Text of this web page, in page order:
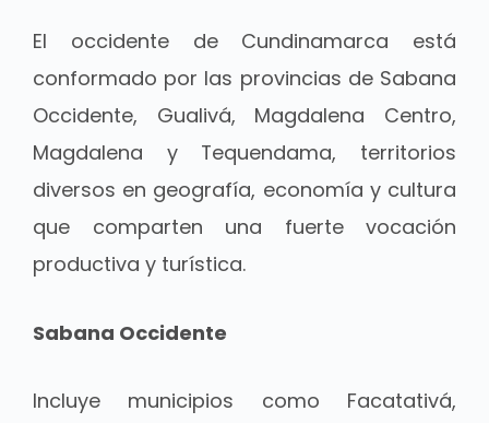
El occidente de Cundinamarca está
conformado por las provincias de Sabana
Occidente, Gualivá, Magdalena Centro,
Magdalena y Tequendama, territorios
diversos en geografía, economía y cultura
que comparten una fuerte vocación
productiva y turística.
Sabana Occidente
Incluye municipios como Facatativá,